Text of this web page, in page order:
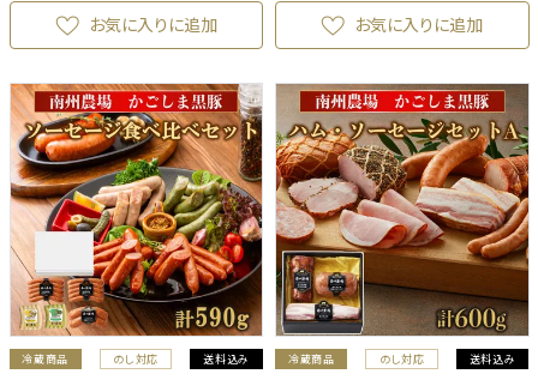
お気に入りに追加 お気に入りに追加
冷蔵商品 のし対応 送料込み 冷蔵商品 のし対応 送料込み